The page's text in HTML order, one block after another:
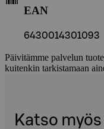
EAN
6430014301093
Päivitämme palvelun
kuitenkin tarkistamaan
Katso myös